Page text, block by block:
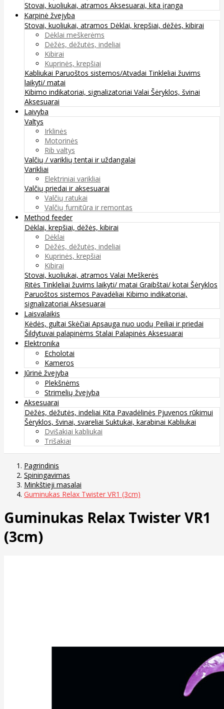
Stovai, kuoliukai, atramos Aksesuarai, kita įranga
Karpinė žvejyba
Stovai, kuoliukai, atramos Dėklai, krepšiai, dėžės, kibirai
Dėklai meškerėms
Dėžės, dėžutės, indeliai
Kibirai
Kuprinės, krepšiai
Kabliukai Paruoštos sistemos/Atvadai Tinkleliai žuvims
laikyti/ matai
Kibimo indikatoriai, signalizatoriai Valai Šėryklos, švinai
Aksesuarai
Laivyba
Valtys
Irklinės
Motorinės
Rib valtys
Valčių / variklių tentai ir uždangalai
Varikliai
Elektriniai varikliai
Valčių priedai ir aksesuarai
Valčių ratukai
Valčių furnitūra ir remontas
Method feeder
Dėklai, krepšiai, dėžės, kibirai
Dėklai
Dėžės, dėžutės, indeliai
Kuprinės, krepšiai
Kibirai
Stovai, kuoliukai, atramos Valai Meškerės
Ritės Tinkleliai žuvims laikyti/ matai Graibštai/ kotai Šėryklos
Paruoštos sistemos Pavadėliai Kibimo indikatoriai,
signalizatoriai Aksesuarai
Laisvalaikis
Kėdės, gultai Skėčiai Apsauga nuo uodų Peiliai ir priedai
Šildytuvai palapinėms Stalai Palapinės Aksesuarai
Elektronika
Echolotai
Kameros
Jūrinė žvejyba
Plekšnėms
Strimelių žvejyba
Aksesuarai
Dėžės, dėžutės, indeliai Kita Pavadėlinės Pjuvenos rūkimui
Šėryklos, švinai, svareliai Suktukai, karabinai Kabliukai
Dvišakiai kabliukai
Trišakiai
Pagrindinis
Spiningavimas
Minkštieji masalai
Guminukas Relax Twister VR1 (3cm)
Guminukas Relax Twister VR1
(3cm)